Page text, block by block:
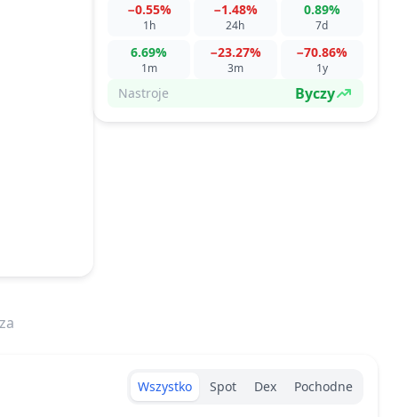
1h
−0.55%
24h
−1.48%
7d
0.89%
1m
6.69%
3m
−23.27%
1y
−70.86%
Nastroje Byczy
Exchanges type
Wszystko Spot Dex Pochodne